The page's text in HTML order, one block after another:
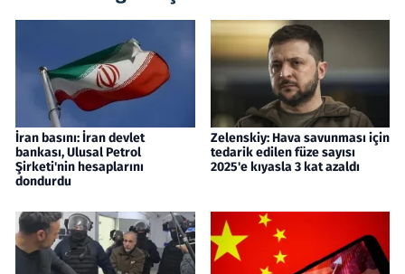
İran basını: İran devlet
bankası, Ulusal Petrol
Şirketi'nin hesaplarını
dondurdu
Zelenskiy: Hava savunması için
tedarik edilen füze sayısı
2025'e kıyasla 3 kat azaldı